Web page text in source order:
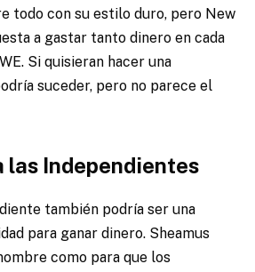
todo con su estilo duro, pero New
a gastar tanto dinero en cada
Si quisieran hacer una
suceder, pero no parece el
las Independientes
también podría ser una
para ganar dinero. Sheamus
como para que los